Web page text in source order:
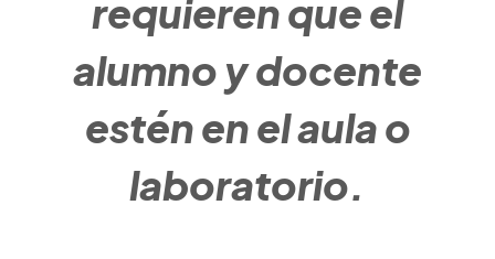
requieren que el
alumno y docente
estén en el aula o
laboratorio.